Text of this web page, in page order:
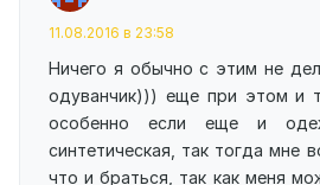
11.08.2016 в 23:58
Ничего я обычно с этим не
одуванчик))) еще при этом и
особенно если еще и
синтетическая, так тогда мне
что и браться, так как меня